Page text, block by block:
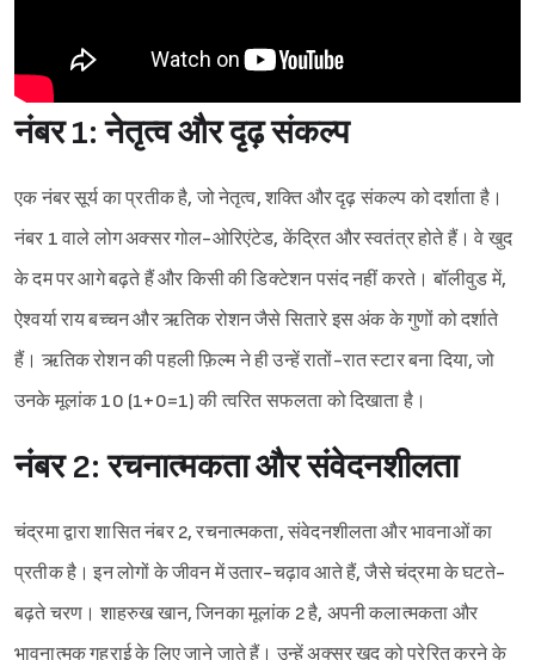
नंबर 1: नेतृत्व और दृढ़ संकल्प
एक नंबर सूर्य का प्रतीक है, जो नेतृत्व, शक्ति और दृढ़ संकल्प को दर्शाता है।
नंबर 1 वाले लोग अक्सर गोल-ओरिएंटेड, केंद्रित और स्वतंत्र होते हैं। वे खुद
के दम पर आगे बढ़ते हैं और किसी की डिक्टेशन पसंद नहीं करते। बॉलीवुड में,
ऐश्वर्या राय बच्चन और ऋतिक रोशन जैसे सितारे इस अंक के गुणों को दर्शाते
हैं। ऋतिक रोशन की पहली फ़िल्म ने ही उन्हें रातों-रात स्टार बना दिया, जो
उनके मूलांक 10 (1+0=1) की त्वरित सफलता को दिखाता है।
नंबर 2: रचनात्मकता और संवेदनशीलता
चंद्रमा द्वारा शासित नंबर 2, रचनात्मकता, संवेदनशीलता और भावनाओं का
प्रतीक है। इन लोगों के जीवन में उतार-चढ़ाव आते हैं, जैसे चंद्रमा के घटते-
बढ़ते चरण। शाहरुख खान, जिनका मूलांक 2 है, अपनी कलात्मकता और
भावनात्मक गहराई के लिए जाने जाते हैं। उन्हें अक्सर खुद को प्रेरित करने के